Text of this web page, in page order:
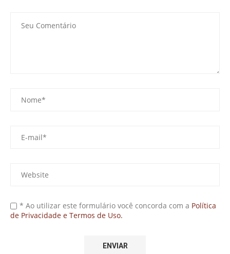
* Ao utilizar este formulário você concorda com a Política
de Privacidade e Termos de Uso.